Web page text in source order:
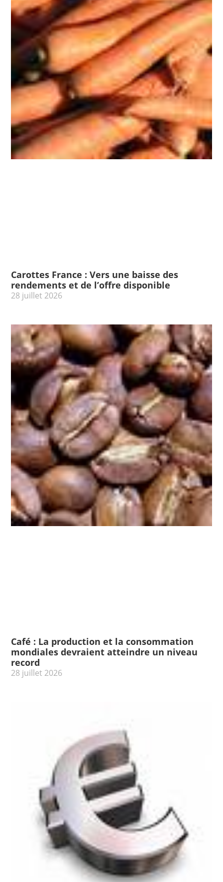
Carottes France : Vers une baisse des
rendements et de l’offre disponible
28 juillet 2026
Café : La production et la consommation
mondiales devraient atteindre un niveau
record
28 juillet 2026